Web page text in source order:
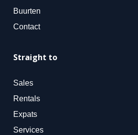
Buurten
Contact
Straight to
Sales
Rentals
Expats
Services